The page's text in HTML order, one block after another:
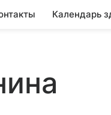
Календарь